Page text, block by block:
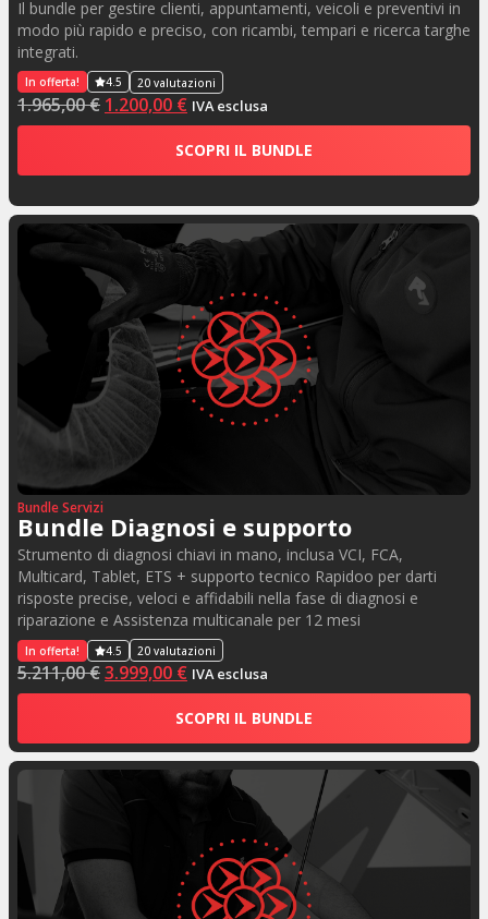
Il bundle per gestire clienti, appuntamenti, veicoli e preventivi in
modo più rapido e preciso, con ricambi, tempari e ricerca targhe
integrati.
In offerta! 4.5 20 valutazioni
1.965,00€ 1.200,00 € IVA esclusa
SCOPRI IL BUNDLE
Bundle Servizi
Bundle Diagnosi e supporto
Strumento di diagnosi chiavi in mano, inclusa VCI, FCA,
Multicard, Tablet, ETS + supporto tecnico Rapidoo per darti
risposte precise, veloci e affidabili nella fase di diagnosi e
riparazione e Assistenza multicanale per 12 mesi
In offerta! 4.5 20 valutazioni
5.211,00€3.999,00 € IVA esclusa
SCOPRI IL BUNDLE